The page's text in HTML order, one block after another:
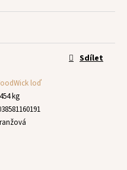
loď
kg
Sdílet